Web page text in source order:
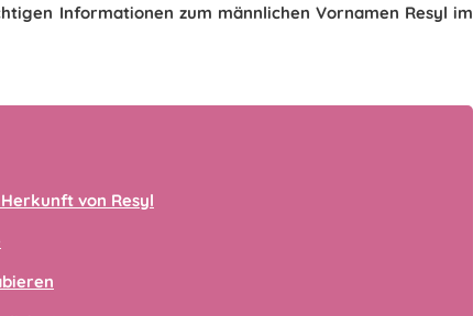
Informationen zum männlichen Vornamen Resyl im
von Resyl